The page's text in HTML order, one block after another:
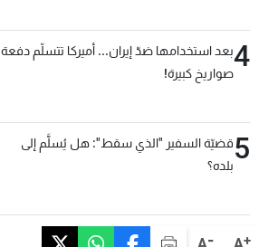
+
-
4بعد استخدامها ضدّ إيران... أميركا تتسلّم دفعة
صواريخ كبيرة!
5قضيّة السفير "الذي سقط": هل يُسلَّم إلى
بلده؟